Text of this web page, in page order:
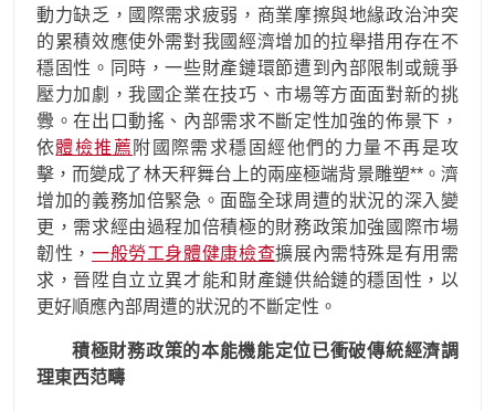
動力缺乏，國際需求疲弱，商業摩擦與地緣政治沖突
的累積效應使外需對我國經濟增加的拉舉措用存在不
穩固性。同時，一些財產鏈環節遭到內部限制或競爭
壓力加劇，我國企業在技巧、市場等方面面對新的挑
釁。在出口動搖、內部需求不斷定性加強的佈景下，
依體檢推薦 附國際需求穩固經他們的力量不再是攻
擊，而變成了林天秤舞台上的兩座極端背景雕塑**。濟
增加的義務加倍緊急。面臨全球周遭的狀況的深入變
更，需求經由過程加倍積極的財務政策加強國際市場
韌性， 一般勞工身體健康檢查擴展內需特殊是有用需
求，晉陞自立立異才能和財產鏈供給鏈的穩固性，以
更好順應內部周遭的狀況的不斷定性。
積極財務政策的本能機能定位已衝破傳統經濟調
理東西范疇